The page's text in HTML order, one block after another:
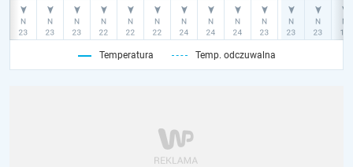
Temperatura Temp. odczuwalna